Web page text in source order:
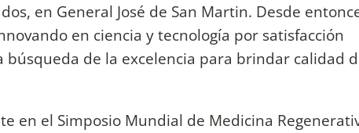
en General José de San Martin. Desde
en ciencia y tecnología por satisfacción
búsqueda de la excelencia para brindar calidad
en el Simposio Mundial de Medicina